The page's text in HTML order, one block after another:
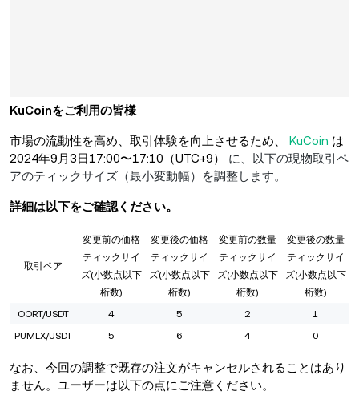
KuCoinをご利用の皆様
市場の流動性を高め、取引体験を向上させるため、 KuCoin は
2024年9月3日17:00〜17:10（UTC+9）
に、以下の現物取引ペ
アのティックサイズ（最小変動幅）を調整します。
詳細は以下をご確認ください。
取引ペア
変更前の価格
ティックサイ
ズ(小数点以下
桁数)
変更後の価格
ティックサイ
ズ(小数点以下
桁数)
変更前の数量
ティックサイ
ズ(小数点以下
桁数)
変更後の数量
ティックサイ
ズ(小数点以下
桁数)
OORT/USDT
4 5 2
1
PUMLX/USDT
5 6 4 0
なお、今回の調整で既存の注文がキャンセルされることはあり
ません。ユーザーは以下の点にご注意ください。